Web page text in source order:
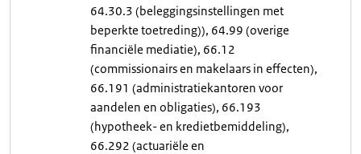
64.30.3 (beleggingsinstellingen met
beperkte toetreding)), 64.99 (overige
financiële mediatie), 66.12
(commissionairs en makelaars in effecten),
66.191 (administratiekantoren voor
aandelen en obligaties), 66.193
(hypotheek- en kredietbemiddeling),
66.292 (actuariële en